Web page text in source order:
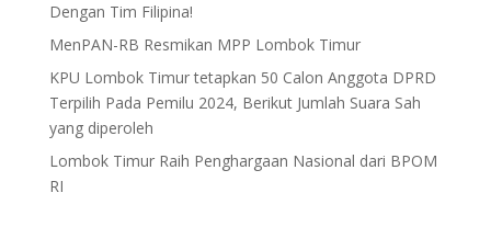
Dengan Tim Filipina!
MenPAN-RB Resmikan MPP Lombok Timur
KPU Lombok Timur tetapkan 50 Calon Anggota DPRD
Terpilih Pada Pemilu 2024, Berikut Jumlah Suara Sah
yang diperoleh
Lombok Timur Raih Penghargaan Nasional dari BPOM
RI